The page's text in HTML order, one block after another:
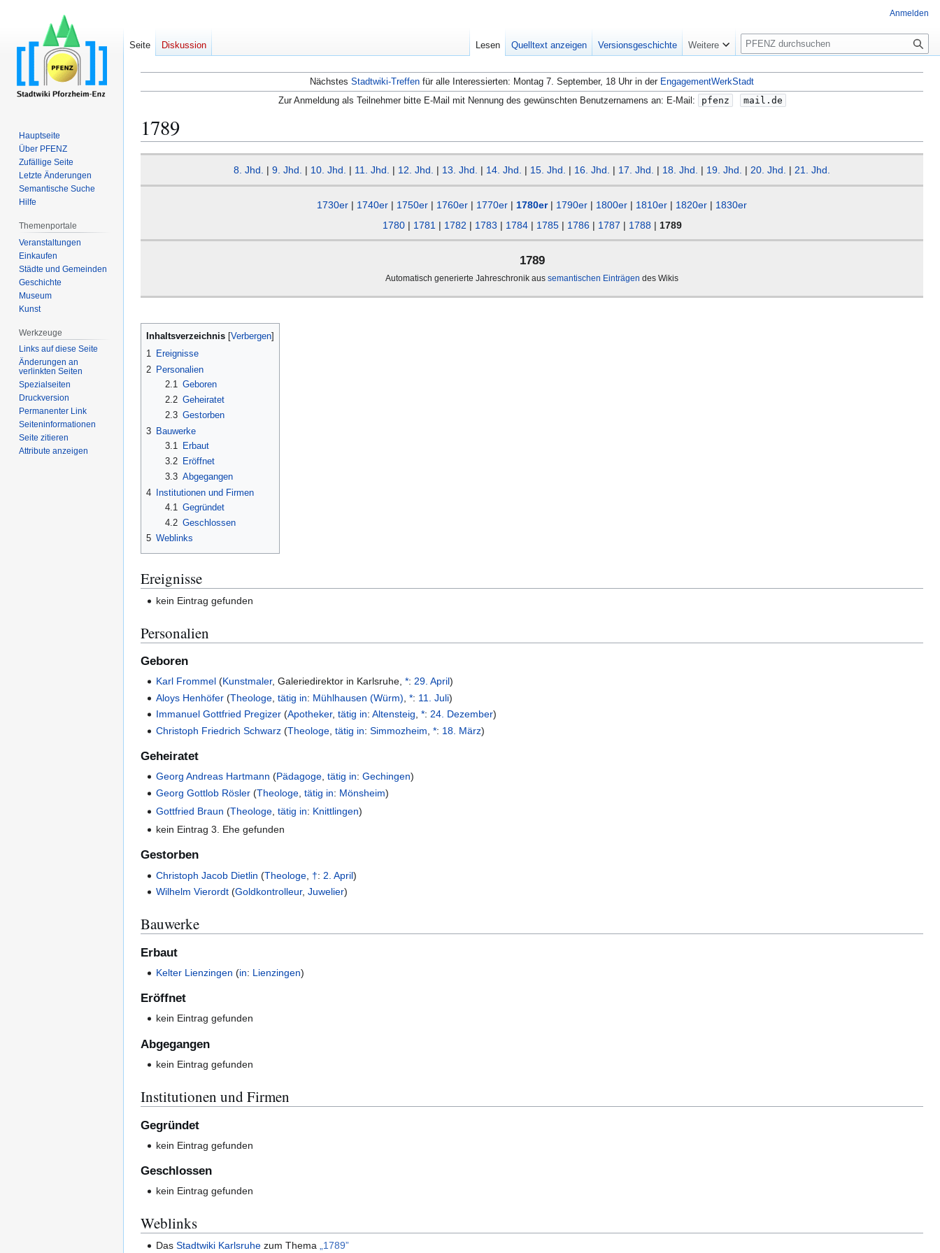
Nächstes Stadtwiki-Treffen für alle Interessierten: Montag 7. September, 18 Uhr in der EngagementWerkStadt
Zur Anmeldung als Teilnehmer bitte E-Mail mit Nennung des gewünschten Benutzernamens an: E-Mail:
pfenz mail.de
1789
8. Jhd. | 9. Jhd. | 10. Jhd. | 11. Jhd. | 12. Jhd. | 13. Jhd. | 14. Jhd. | 15. Jhd. | 16. Jhd. | 17. Jhd. | 18. Jhd. | 19. Jhd. | 20. Jhd. | 21. Jhd.
1730er | 1740er | 1750er | 1760er | 1770er | 1780er| 1790er | 1800er | 1810er | 1820er | 1830er
1780| 1781 | 1782 | 1783 | 1784| 1785| 1786| 1787 | 1788| 1789
1789
Automatisch generierte Jahreschronik aus semantischen Einträgen des Wikis
Inhaltsverzeichnis
1 Ereignisse
2 Personalien
2.1 Geboren
2.2 Geheiratet
2.3 Gestorben
3 Bauwerke
3.1
Erbaut
3.2
Eröffnet
3.3 Abgegangen
4 Institutionen und Firmen
4.1 Gegründet
4.2 Geschlossen
5 Weblinks
Ereignisse
kein Eintrag gefunden
Personalien
Geboren
Karl Frommel (Kunstmaler,Galeriedirektor in Karlsruhe,*:29. April)
Aloys Henhöfer (Theologe ,tätig in: Mühlhausen (Würm) ,*: 11. Juli)
Immanuel Gottfried Pregizer (Apotheker,tätig in:Altensteig ,*: 24. Dezember)
Christoph Friedrich Schwarz (Theologe ,tätig in:Simmozheim ,*: 18. März)
Geheiratet
Georg Andreas Hartmann (Pädagoge ,tätig in:Gechingen)
Georg Gottlob Rösler (Theologe ,tätig in: Mönsheim)
Gottfried Braun (Theologe ,tätig in: Knittlingen)
kein Eintrag 3. Ehe gefunden
Gestorben
Christoph Jacob Dietlin (Theologe †: 2. April)
Wilhelm Vierordt (Goldkontrolleur,Juwelier)
Bauwerke
Erbaut
Kelter Lienzingen (in: Lienzingen)
Eröffnet
kein Eintrag gefunden
Abgegangen
kein Eintrag gefunden
Institutionen und Firmen
Gegründet
kein Eintrag gefunden
Geschlossen
kein Eintrag gefunden
Weblinks
DasStadtwiki Karlsruhe zum Thema „1789”
Anmelden
Seite Diskussion Lesen Quelltext anzeigen Versionsgeschichte Weitere
S
u
c
h
e
Hauptseite
Über PFENZ
Zufällige Seite
Letzte Änderungen
Semantische Suche
Hilfe
Themenportale
Veranstaltungen
Einkaufen
Städte und Gemeinden
Geschichte
Museum
Kunst
Werkzeuge
Links auf diese Seite
Änderungen an
verlinkten Seiten
Spezialseiten
Druckversion
Permanenter Link
Seiten­­informationen
Seite zitieren
Attribute anzeigen